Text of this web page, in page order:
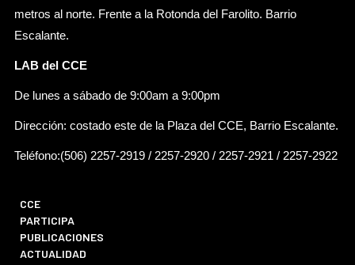
metros al norte. Frente a la Rotonda del Farolito. Barrio
Escalante.
LAB del CCE
De lunes a sábado de 9:00am a 9:00pm
Dirección: costado este de la Plaza del CCE, Barrio Escalante.
Teléfono:(506) 2257-2919 / 2257-2920 / 2257-2921 / 2257-2922
CCE
PARTICIPA
PUBLICACIONES
ACTUALIDAD